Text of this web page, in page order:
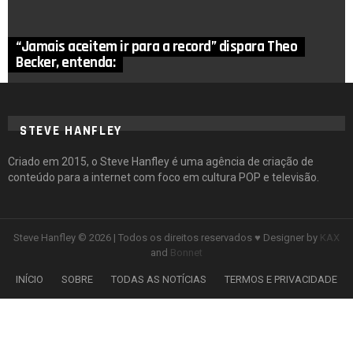
“Jamais aceitem ir para a record” dispara Theo
Becker, entenda:
STEVE HANFLEY
Criado em 2015, o Steve Hanfley é uma agência de criação de
conteúdo para a internet com foco em cultura POP e televisão.
Steve Hanfley © 2026 | Todos os direitos reservados ♥ Designer by KAX
and Bonnet
INÍCIO SOBRE TODAS AS NOTÍCIAS TERMOS E PRIVACIDADE